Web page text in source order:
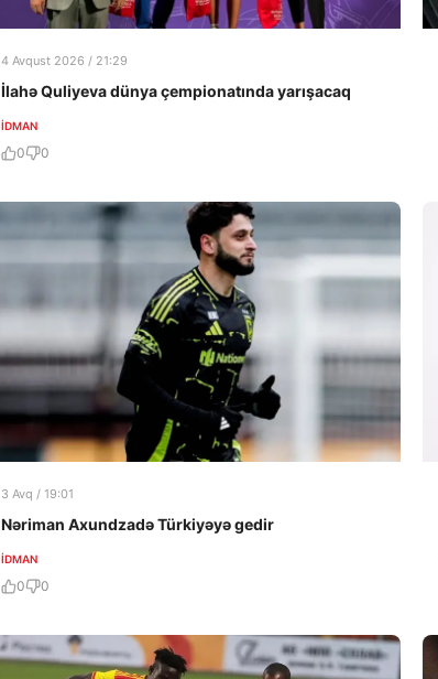
4 Avqust 2026 / 21:29
İlahə Quliyeva dünya çempionatında yarışacaq
İDMAN
0 0
3 Avq / 19:01
Nəriman Axundzadə Türkiyəyə gedir
İDMAN
0 0